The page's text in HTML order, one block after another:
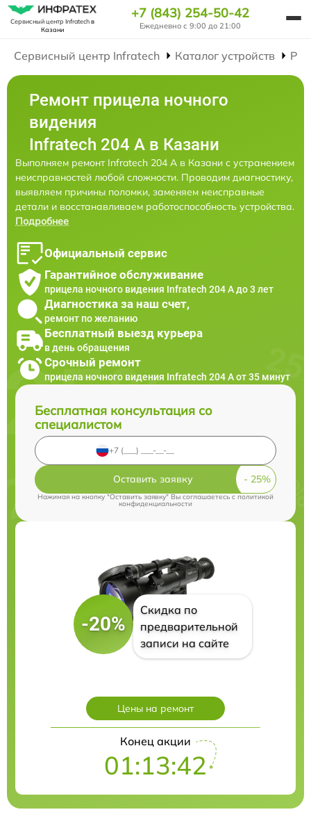
Сервисный центр Infratechв
Казани
+7 (843) 254-50-42
Ежедневно с 9:00 до 21:00
Сервисный центр Infratech Каталог устройств
Ремонт прицела ночного
видения
Infratech 204 А в Казани
Выполняем ремонт Infratech 204 А в Казани с устранением
неисправностей любой сложности. Проводим диагностику,
выявляем причины поломки, заменяем неисправные
детали и восстанавливаем работоспособность устройства.
Подробнее
Официальный сервис
Гарантийное обслуживание
прицела ночного видения Infratech 204 А до 3 лет
Диагностика за наш счет,
ремонт по желанию
Бесплатный выезд курьера
в день обращения
Срочный ремонт
прицела ночного видения Infratech 204 А от 35 минут
Бесплатная консультация со
специалистом
Оставить заявку
Нажимая на кнопку "Оставить заявку" Вы соглашаетесь cполитикой
конфиденциальности
-20%
Скидка по
предварительной
записи на сайте
Цены на ремонт
Конец акции
01:13:40